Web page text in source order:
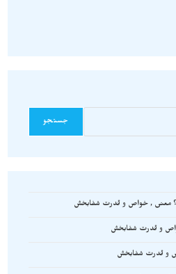
جستجو
؟ معنی , خواص و قدرت شفابخش
و قدرت شفابخش
و قدرت شفابخش